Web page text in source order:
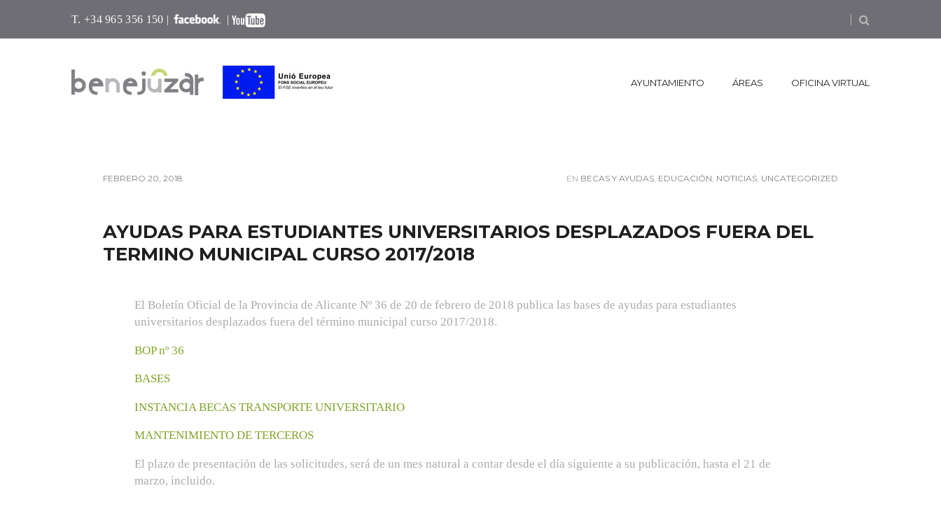
T. +34 965 356 150 | |
AYUNTAMIENTO ÁREAS OFICINA VIRTUAL
FEBRERO 20, 2018 EN BECAS Y AYUDAS, EDUCACIÓN, NOTICIAS, UNCATEGORIZED
AYUDAS PARA ESTUDIANTES UNIVERSITARIOS DESPLAZADOS FUERA DEL
TERMINO MUNICIPAL CURSO 2017/2018
El Boletín Oficial de la Provincia de Alicante Nº 36 de 20 de febrero de 2018 publica las bases de ayudas para estudiantes
universitarios desplazados fuera del término municipal curso 2017/2018.
BOP nº 36
BASES
INSTANCIA BECAS TRANSPORTE UNIVERSITARIO
MANTENIMIENTO DE TERCEROS
El plazo de presentación de las solicitudes, será de un mes natural a contar desde el día siguiente a su publicación, hasta el 21 de
marzo, incluido.